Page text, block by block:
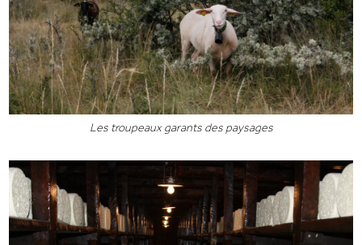
Les troupeaux garants des paysages